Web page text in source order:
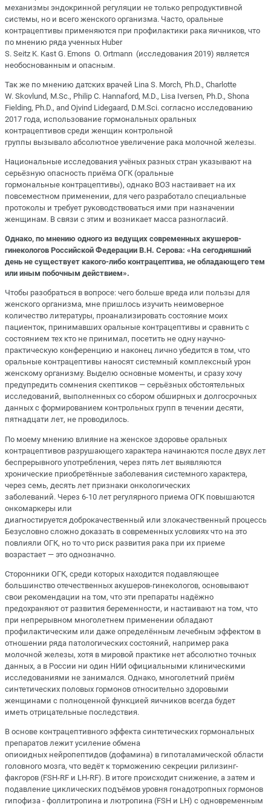
механизмы эндокринной регуляции не только репродуктивной
системы, но и всего женского организма. Часто, оральные
контрацептивы применяются при профилактики рака яичников, что
по мнению ряда ученных Huber
S. Seitz K. Kast G. Emons O. Ortmann (исследования 2019) является
необоснованным и опасным.
​Так же по мнению датских врачей Lina S. Morch, Ph.D., Charlotte
W. Skovlund, M.Sc., Philip C. Hannaford, M.D., Lisa Iversen, Ph.D., Shona
Fielding, Ph.D., and Ojvind Lidegaard, D.M.Sci. согласно исследованию
2017 года, использование гормональных оральных
контрацептивов среди женщин контрольной
группы вызывало абсолютное увеличение рака молочной железы.
Национальные исследования учёных разных стран указывают на
серьёзную опасность приёма ОГК (оральные
гормональные контрацептивы), однако ВОЗ настаивает на их
повсеместном применении, для чего разработало специальные
протоколы и требует руководствоваться ими при назначении
женщинам. В связи с этим и возникает масса разногласий.
Однако, по мнению одного из ведущих современных акушеров-
гинекологов Российской Федерации В.Н. Серова: «На сегодняшний
день не существует какого-либо контрацептива, не обладающего тем
или иным побочным действием».
Чтобы разобраться в вопросе: чего больше вреда или пользы для
женского организма, мне пришлось изучить неимоверное
количество литературы, проанализировать состояние моих
пациенток, принимавших оральные контрацептивы и сравнить с
состоянием тех кто не принимал, посетить не одну научно-
практическую конференцию и наконец лично убедится в том, что
оральные контрацептивы наносят системный комплексный урон
женскому организму. Выделю основные моменты, и сразу хочу
предупредить сомнения скептиков — серьёзных обстоятельных
исследований, выполненных со сбором обширных и долгосрочных
данных с формированием контрольных групп в течении десяти,
пятнадцати лет, не проводилось.
По моему мнению влияние на женское здоровье оральных
контрацептивов разрушающего характера начинаются после двух лет
беспрерывного употребления, через пять лет выявляются
хронические приобретённые заболевания системного характера,
через семь, десять лет признаки онкологических
заболеваний. Через 6-10 лет регулярного приема ОГК повышаются
онкомаркеры или
диагностируется доброкачественный или злокачественный процессы.
Безусловно сложно доказать в современных условиях что на это
повлияли ОГК, но то что риск развития рака при их приеме
возрастает — это однозначно.
Сторонники ОГК, среди которых находится подавляющее
большинство отечественных акушеров-гинекологов, основывают
свои рекомендации на том, что эти препараты надёжно
предохраняют от развития беременности, и настаивают на том, что
при непрерывном многолетнем применении обладают
профилактическим или даже определённым лечебным эффектом в
отношении ряда патологических состояний, например рака
молочной железы, хотя в мировой практике нет абсолютно точных
данных, а в России ни один НИИ официальными клиническими
исследованиями не занимался. Однако, многолетний приём
синтетических половых гормонов относительно здоровыми
женщинами с полноценной функцией яичников всегда будет
иметь отрицательные последствия.
В основе контрацептивного эффекта синтетических гормональных
препаратов лежит усиление обмена
опиоидных нейропептидов (дофамина) в гипоталамической области
головного мозга, что ведёт к торможению секреции рилизинг-
факгоров (FSH-RF и LH-RF). В итоге происходит снижение, а затем и
подавление циклических подъёмов уровня гонадотропных гормонов
гипофиза - фоллитропина и лютропина (FSН и LH) с одновременным